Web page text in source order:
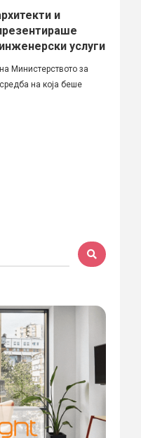
и
услуги
Министерството за
на која беше